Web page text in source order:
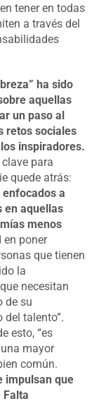
tener en todas
a través del
ha sido
aquellas
un paso al
retos sociales
inspiradores.
para
quede atrás:
a
en aquellas
menos
en poner
que tienen
la
necesitan
de su
talento”.
esto, “es
mayor
común.
impulsan que
Falta